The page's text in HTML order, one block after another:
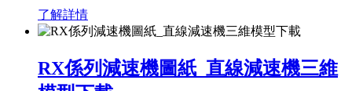
了解詳情
RX係列減速機圖紙_直線減速機三維